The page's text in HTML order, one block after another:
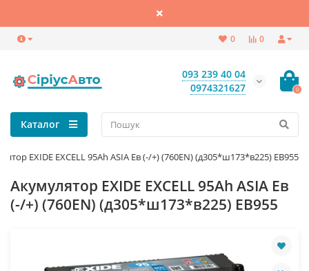
0
0
093 239 40 04
0974321627
0
Каталог
EXIDE EXCELL 95Ah ASIA Ев (-/+) (760EN) (д305*ш173*в225) EB955
Акумулятор EXIDE EXCELL 95Ah ASIA Ев
(-/+) (760EN) (д305*ш173*в225) EB955